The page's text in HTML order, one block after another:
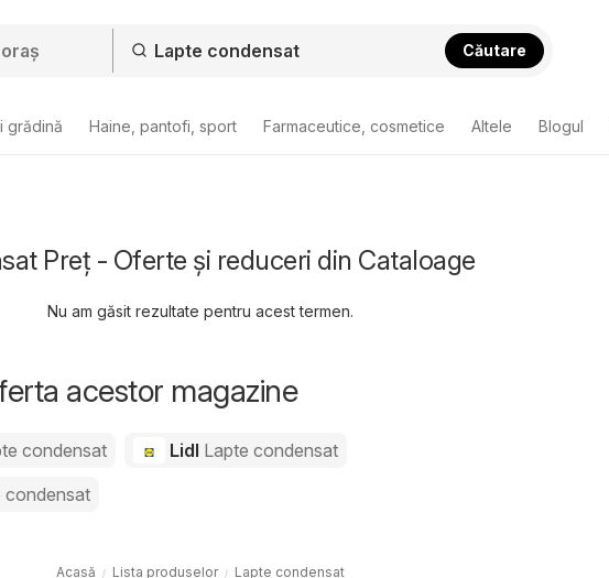
Căutare
grădină Haine, pantofi, sport Farmaceutice, cosmetice Altele Blogul
Preț - Oferte și reduceri din Cataloage
Nu am găsit rezultate pentru acest termen.
acestor magazine
condensat Lidl Lapte condensat
condensat
Acasă Lista produselor Lapte condensat